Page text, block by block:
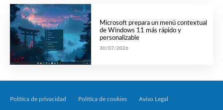
Microsoft prepara un menú contextual
de Windows 11 más rápido y
personalizable
30/07/2026
Política de privacidad Política de cookies Aviso Legal